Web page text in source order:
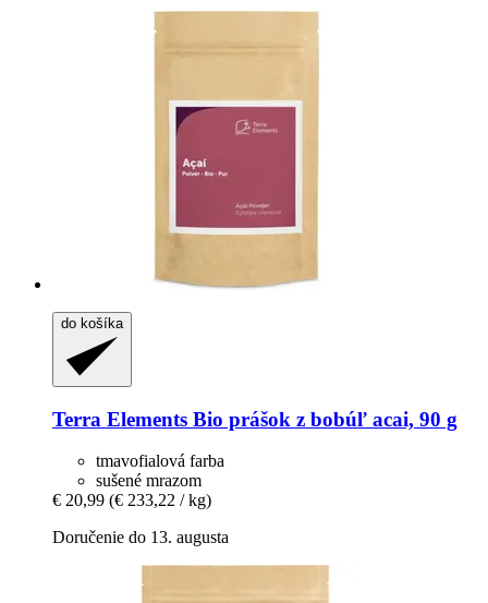
do košíka
Terra Elements Bio prášok z bobúľ acai, 90 g
tmavofialová farba
sušené mrazom
€ 20,99 (€ 233,22 / kg)
Doručenie do 13. augusta